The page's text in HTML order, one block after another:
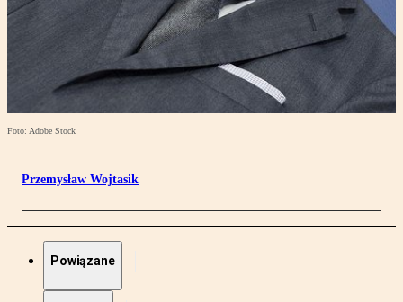
Foto: Adobe Stock
Przemysław Wojtasik
Powiązane